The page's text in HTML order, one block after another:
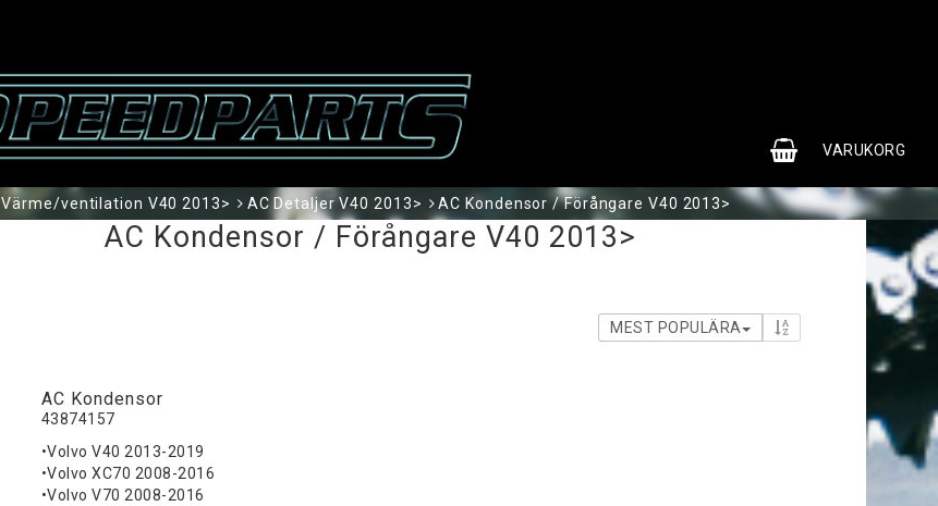
VARUKORG
Värme/ventilation V40 2013> AC Detaljer V40 2013> AC Kondensor / Förångare V40 2013>
AC Kondensor / Förångare V40 2013>
MEST POPULÄRA
AC Kondensor
43874157
•Volvo V40 2013-2019
•Volvo XC70 2008-2016
•Volvo V70 2008-2016